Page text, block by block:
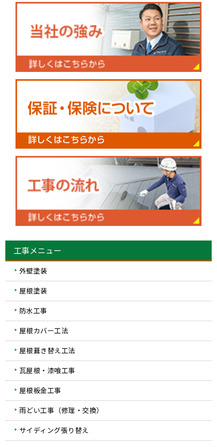
工事メニュー
外壁塗装
屋根塗装
防水工事
屋根カバー工法
屋根葺き替え工法
瓦屋根・漆喰工事
屋根板金工事
雨どい工事（修理・交換）
サイディング張り替え